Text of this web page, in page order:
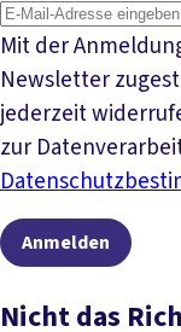
Mit der
Newsletter
jederzeit
zur
Anmelden
Nicht das